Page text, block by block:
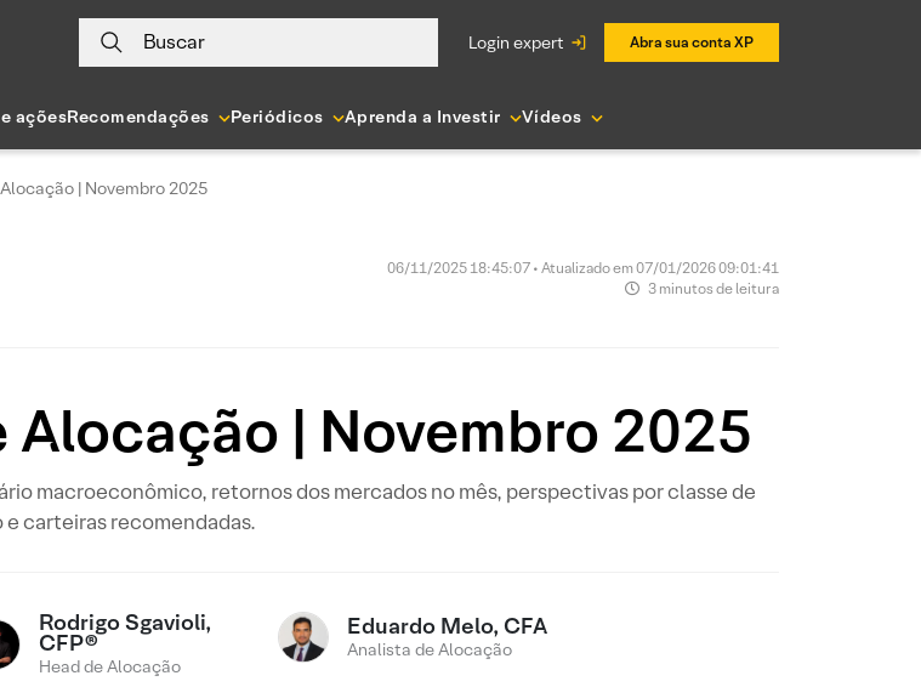
Buscar login expert Abra sua conta XP
açõesRecomendações Periódicos Aprenda a Investir Vídeos
| Novembro 2025
06/11/2025 18:45:07 • Atualizado em 07/01/2026 09:01:41
3 minutos de leitura
| Novembro 2025
macroeconômico, retornos dos mercados no mês, perspectivas por classe de
e carteiras recomendadas.
Rodrigo Sgavioli,
CFP®
Head de Alocação
Eduardo Melo, CFA
Analista de Alocação